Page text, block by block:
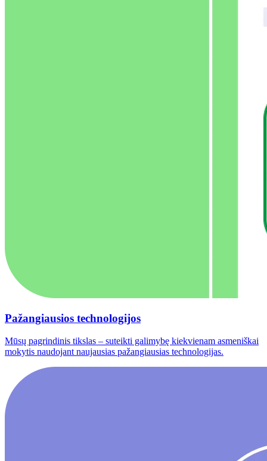
Pažangiausios technologijos
Mūsų pagrindinis tikslas – suteikti galimybę kiekvienam asmeniškai
mokytis naudojant naujausias pažangiausias technologijas.